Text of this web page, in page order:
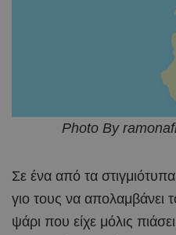
Photo By
Σε ένα από τα
γιο τους να απολαμβάνει
ψάρι που είχε μόλις